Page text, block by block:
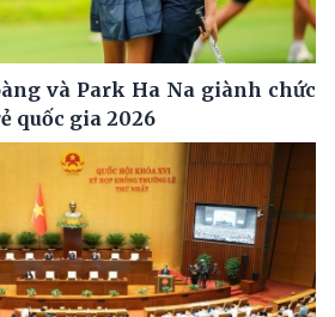
và Park Ha Na giành chức
quốc gia 2026